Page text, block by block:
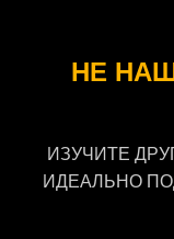
НЕ
ИЗУЧИТЕ
ИДЕАЛЬНО